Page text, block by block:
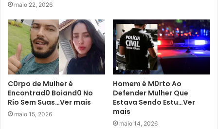
maio 22, 2026
C0rpo de Mulher é
Encontrad0 Boiand0 No
Rio Sem Suas…Ver mais
maio 15, 2026
Homem é M0rto Ao
Defender Mulher Que
Estava Sendo Estu…Ver
mais
maio 14, 2026